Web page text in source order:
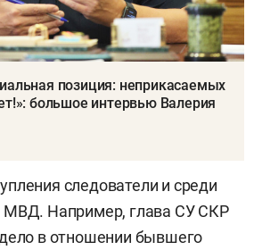
позиция: неприкасаемых
большое интервью Валерия
следователи и среди
МВД. Например, глава СУ СКР
в отношении бывшего